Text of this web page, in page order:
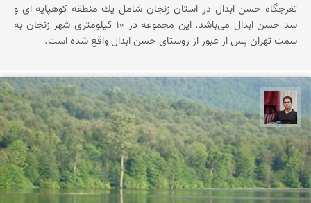
تفرجگاه حسن ابدال در استان زنجان شامل یك منطقه كوهپایه ای و
سد حسن ابدال می‌باشد. این مجموعه در ۱۰ کیلومتری شهر زنجان به
سمت تهران پس از عبور از روستای حسن ابدال واقع شده است.
مجیدرضا افشاریان